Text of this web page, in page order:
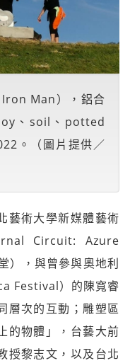
Man），鋁合
、soil、potted
。（圖片提供／
藝術大學新媒體藝術
Circuit: Azure
），與曾參與奧地利
Festival）的陳寬睿
層次的互動；雕塑區
的物體」，台藝大前
授黎志文，以及台北